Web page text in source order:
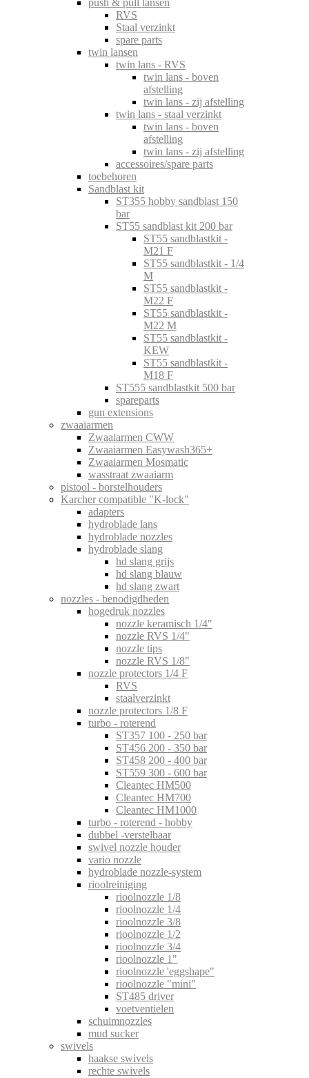
push & pull lansen
RVS
Staal verzinkt
spare parts
twin lansen
twin lans - RVS
twin lans - boven
afstelling
twin lans - zij afstelling
twin lans - staal verzinkt
twin lans - boven
afstelling
twin lans - zij afstelling
accessoires/spare parts
toebehoren
Sandblast kit
ST355 hobby sandblast 150
bar
ST55 sandblast kit 200 bar
ST55 sandblastkit -
M21 F
ST55 sandblastkit - 1/4
M
ST55 sandblastkit -
M22 F
ST55 sandblastkit -
M22 M
ST55 sandblastkit -
KEW
ST55 sandblastkit -
M18 F
ST555 sandblastkit 500 bar
spareparts
gun extensions
zwaaiarmen
Zwaaiarmen CWW
Zwaaiarmen Easywash365+
Zwaaiarmen Mosmatic
wasstraat zwaaiarm
pistool - borstelhouders
Karcher compatible "K-lock"
adapters
hydroblade lans
hydroblade nozzles
hydroblade slang
hd slang grijs
hd slang blauw
hd slang zwart
nozzles - benodigdheden
hogedruk nozzles
nozzle keramisch 1/4"
nozzle RVS 1/4"
nozzle tips
nozzle RVS 1/8"
nozzle protectors 1/4 F
RVS
staalverzinkt
nozzle protectors 1/8 F
turbo - roterend
ST357 100 - 250 bar
ST456 200 - 350 bar
ST458 200 - 400 bar
ST559 300 - 600 bar
Cleantec HM500
Cleantec HM700
Cleantec HM1000
turbo - roterend - hobby
dubbel -verstelbaar
swivel nozzle houder
vario nozzle
hydroblade nozzle-system
rioolreiniging
rioolnozzle 1/8
rioolnozzle 1/4
rioolnozzle 3/8
rioolnozzle 1/2
rioolnozzle 3/4
rioolnozzle 1"
rioolnozzle 'eggshape"
rioolnozzle "mini"
ST485 driver
voetventielen
schuimnozzles
mud sucker
swivels
haakse swivels
rechte swivels